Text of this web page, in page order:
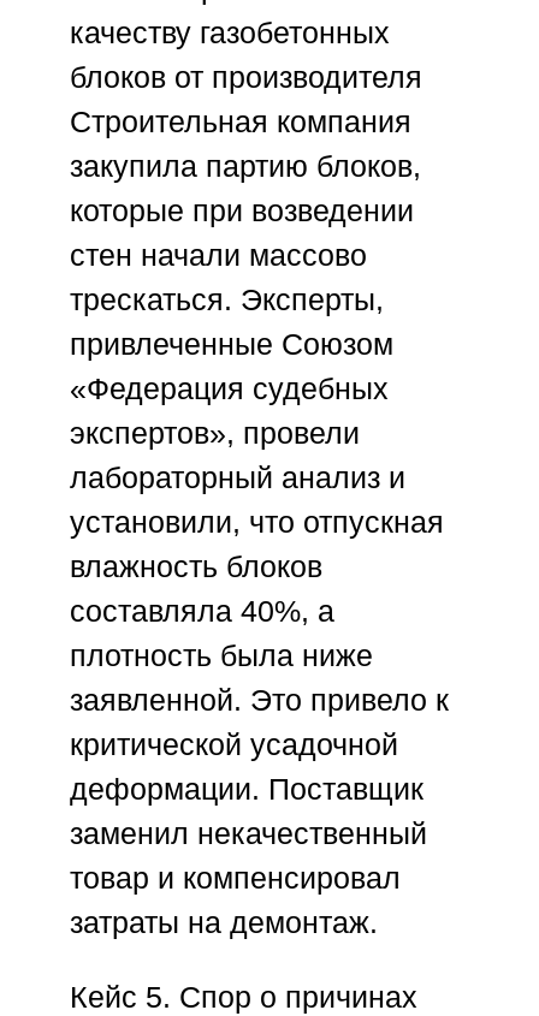
качеству газобетонных
блоков от производителя
Строительная компания
закупила партию блоков,
которые при возведении
стен начали массово
трескаться. Эксперты,
привлеченные Союзом
«Федерация судебных
экспертов», провели
лабораторный анализ и
установили, что отпускная
влажность блоков
составляла 40%, а
плотность была ниже
заявленной. Это привело к
критической усадочной
деформации. Поставщик
заменил некачественный
товар и компенсировал
затраты на демонтаж.
Кейс 5. Спор о причинах